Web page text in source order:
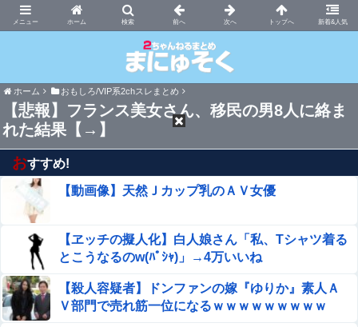
ホーム 新着&人気
まにゅそく 2chまとめニュース速報VIP
ホーム おもしろ/VIP系2chスレまとめ
【悲報】フランス美女さん、移民の男8人に絡ま
れた結果【→】
おすすめ!
【動画像】天然Ｊカップ乳のＡＶ女優
【ヱッチの擬人化】白人娘さん「私、Tシャツ着る
とこうなるのw(ﾊﾟｼｬ)」→4万いいね
【殺人容疑者】ドンファンの嫁『ゆりか』素人Ａ
Ｖ部門で売れ筋一位になるｗｗｗｗｗｗｗｗｗ